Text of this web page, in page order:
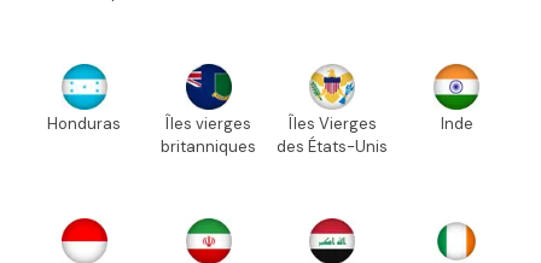
Honduras
Îles vierges
britanniques
Îles Vierges
des États-Unis
Inde